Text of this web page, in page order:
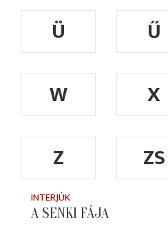
Ü
Ű
W
X
Z
ZS
INTERJÚK
A SENKI FÁJA